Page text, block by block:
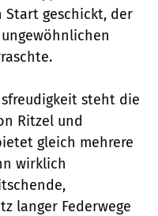
Start geschickt, der
steht die
Ritzel und
gleich mehrere
wirklich
langer Federwege